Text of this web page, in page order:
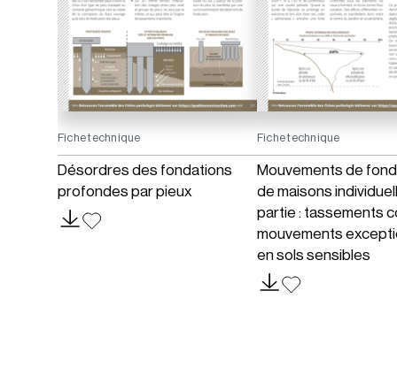
Fiche technique
Désordres des fondations
profondes par pieux
Fiche technique
Mouvements de
de maisons
partie : tassements
mouvements
en sols sensibles